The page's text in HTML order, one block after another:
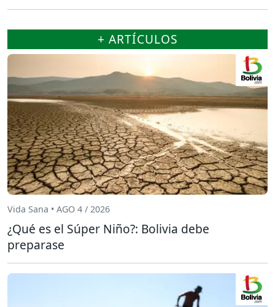
+ ARTÍCULOS
Vida Sana • AGO 4 / 2026
¿Qué es el Súper Niño?: Bolivia debe
preparase